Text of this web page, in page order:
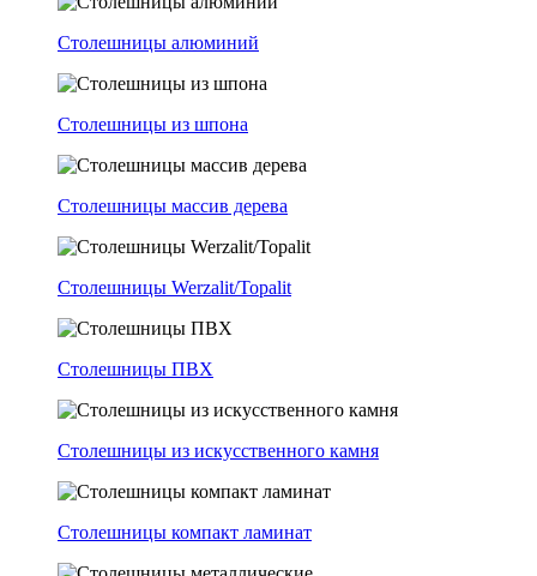
Столешницы алюминий
Столешницы из шпона
Столешницы массив дерева
Столешницы Werzalit/Topalit
Столешницы ПВХ
Столешницы из искусственного камня
Столешницы компакт ламинат